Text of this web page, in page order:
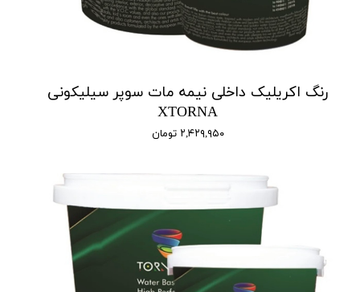
رنگ اکریلیک داخلی نیمه مات سوپر سیلیکونی
XTORNA
۲,۴۲۹,۹۵۰ تومان